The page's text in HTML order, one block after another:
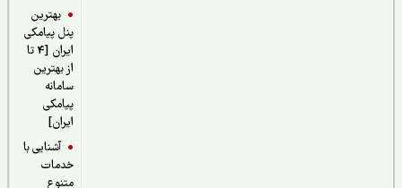
بهترین
پنل پیامکی
ایران [4 تا
از بهترین
سامانه
پیامکی
آشنایی با
خدمات